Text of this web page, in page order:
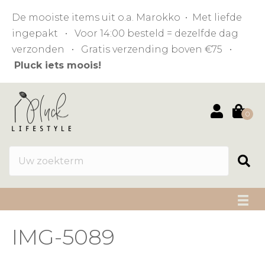
De mooiste items uit o.a. Marokko • Met liefde
ingepakt • Voor 14:00 besteld = dezelfde dag
verzonden • Gratis verzending boven €75 •
Pluck iets moois!
0
IMG-5089